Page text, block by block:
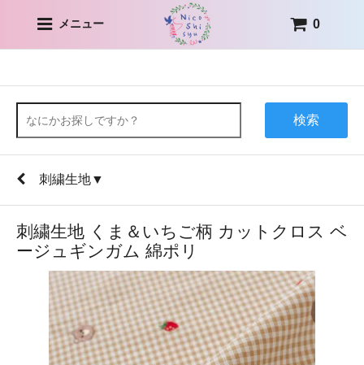
メニュー 0
検索
刺繍生地▼
刺繍生地 くま＆いちご柄 カットクロス ベ
ージュギンガム 綿ポリ